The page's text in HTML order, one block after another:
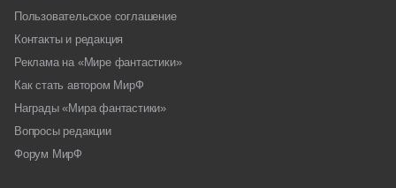
Пользовательское соглашение
Контакты и редакция
Реклама на «Мире фантастики»
Как стать автором МирФ
Награды «Мира фантастики»
Вопросы редакции
Форум МирФ